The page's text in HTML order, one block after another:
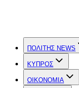
ΠΟΛΙΤΗΣ NEWS
ΚΥΠΡΟΣ
OIKONOMIA